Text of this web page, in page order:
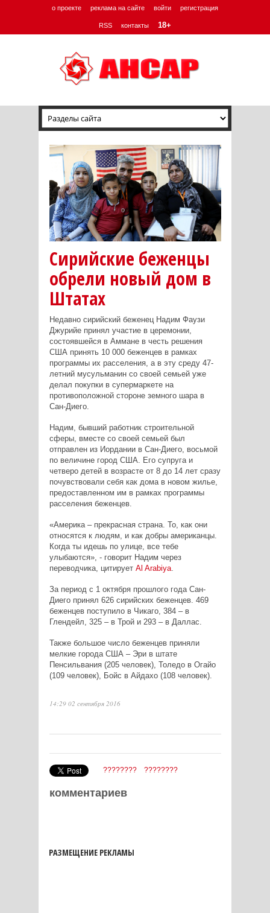
о проекте реклама на сайте войти регистрация
RSS контакты 18+
Сирийские беженцы
обрели новый дом в
Штатах
Недавно сирийский беженец Надим Фаузи
Джурийе принял участие в церемонии,
состоявшейся в Аммане в честь решения
США принять 10 000 беженцев в рамках
программы их расселения, а в эту среду 47-
летний мусульманин со своей семьей уже
делал покупки в супермаркете на
противоположной стороне земного шара в
Сан-Диего.
Надим, бывший работник строительной
сферы, вместе со своей семьей был
отправлен из Иордании в Сан-Диего, восьмой
по величине город США. Его супруга и
четверо детей в возрасте от 8 до 14 лет сразу
почувствовали себя как дома в новом жилье,
предоставленном им в рамках программы
расселения беженцев.
«Америка – прекрасная страна. То, как они
относятся к людям, и как добры американцы.
Когда ты идешь по улице, все тебе
улыбаются», - говорит Надим через
переводчика, цитирует Al Arabiya.
За период с 1 октября прошлого года Сан-
Диего принял 626 сирийских беженцев. 469
беженцев поступило в Чикаго, 384 – в
Глендейл, 325 – в Трой и 293 – в Даллас.
Также большое число беженцев приняли
мелкие города США – Эри в штате
Пенсильвания (205 человек), Толедо в Огайо
(109 человек), Бойс в Айдахо (108 человек).
14:29 02 сентября 2016
???????? ????????
комментариев
РАЗМЕЩЕНИЕ РЕКЛАМЫ